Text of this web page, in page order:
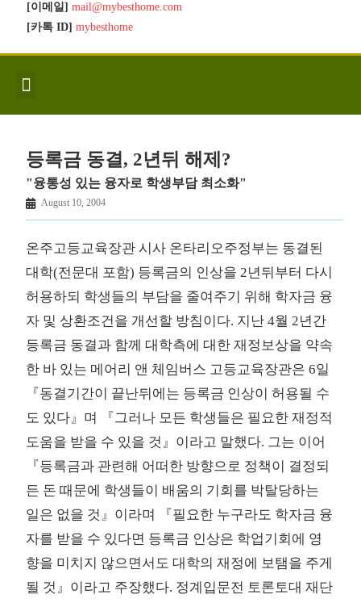
[이메일] mail@mybesthome.com
[카톡 ID] mybesthome
등록금 동결, 2년뒤 해제?
"융통성 있는 융자로 학생부담 최소화"
August 10, 2004
온주고등교육장관 시사 온타리오주정부는 동결된
대학(전문대 포함) 등록금의 인상을 2년뒤부터 다시
허용하되 학생들의 부담을 줄여주기 위해 학자금 융
자 및 상환조건을 개선할 방침이다. 지난 4월 2년간
등록금 동결과 함께 대학측에 대한 재정보상을 약속
한 바 있는 메어리 앤 체임버스 고등교육장관은 6일
『동결기간이 끝난뒤에는 등록금 인상이 허용될 수
도 있다』며 『그러나 모든 학생들은 필요한 재정적
도움을 받을 수 있을 것』이라고 말했다. 그는 이어
『등록금과 관련해 어떠한 방향으로 정책이 결정되
든 돈 때문에 학생들이 배움의 기회를 박탈당하는
일은 없을 것』이라며 『필요한 누구라도 학자금 융
자를 받을 수 있다면 등록금 인상은 학업기회에 영
향을 미치지 않으면서도 대학의 재정에 보탬을 주게
될 것』이라고 주장했다. 정계입문전 토론토대 재단